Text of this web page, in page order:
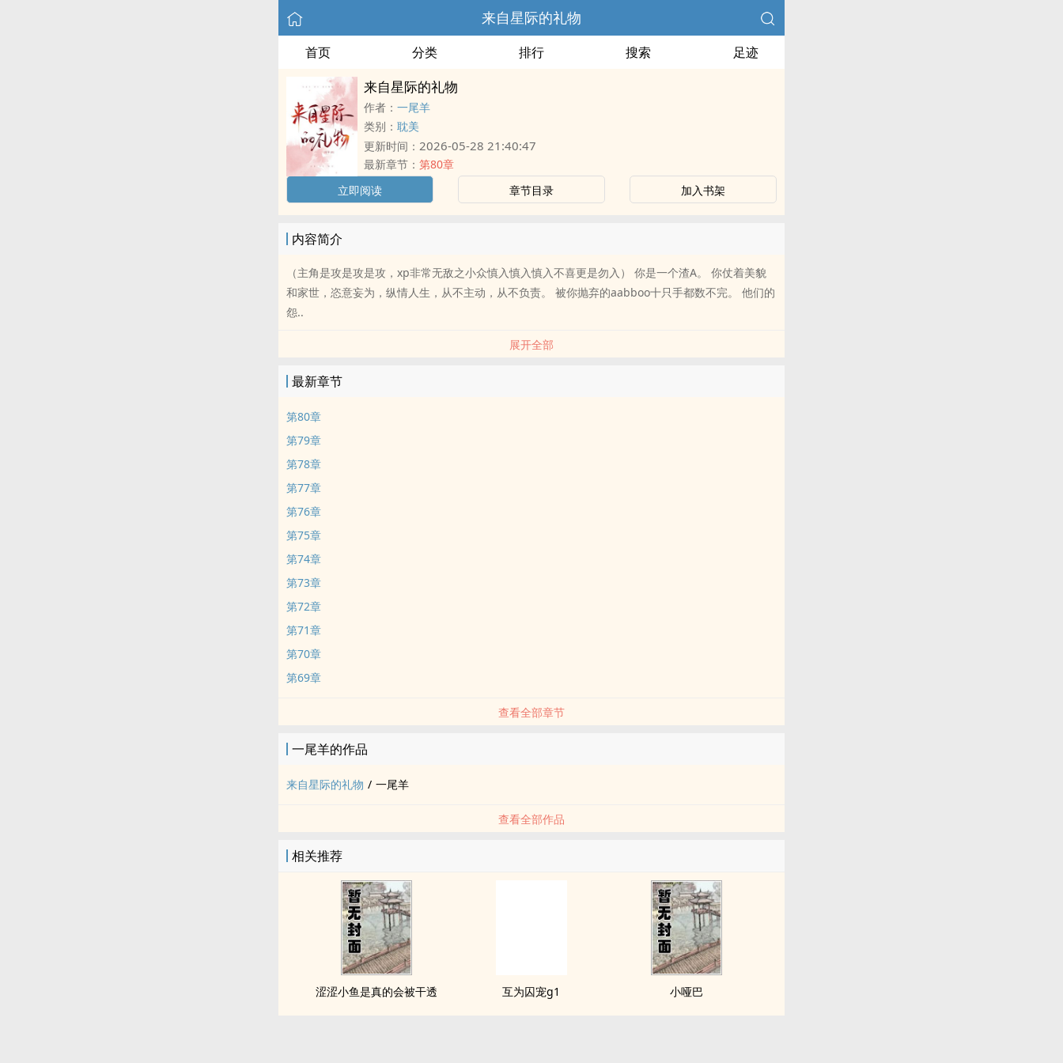
来自星际的礼物
首页 分类 排行 搜索 足迹
来自星际的礼物
作者： 一尾羊
类别： 耽美
更新时间： 2026-05-28 21:40:47
最新章节： 第80章
立即阅读
章节目录 加入书架
内容简介
（主角是攻是攻是攻，xp非常无敌之小众慎入慎入慎入不喜更是勿入） 你是一个渣A。 你仗着美貌
和家世，恣意妄为，纵情人生，从不主动，从不负责。 被你抛弃的aabboo十只手都数不完。 他们的
怨..
展开全部
最新章节
第80章
第79章
第78章
第77章
第76章
第75章
第74章
第73章
第72章
第71章
第70章
第69章
查看全部章节
一尾羊的作品
来自星际的礼物 / 一尾羊
查看全部作品
相关推荐
涩涩小鱼是真的会被干透 互为囚宠g1 小哑巴